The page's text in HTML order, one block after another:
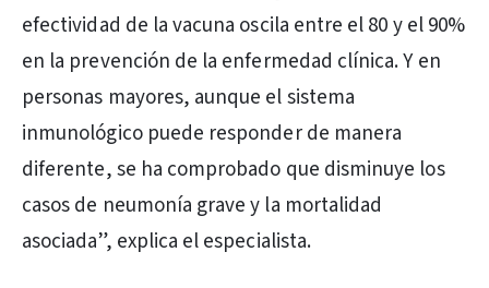
efectividad de la vacuna oscila entre el 80 y el 90%
en la prevención de la enfermedad clínica. Y en
personas mayores, aunque el sistema
inmunológico puede responder de manera
diferente, se ha comprobado que disminuye los
casos de neumonía grave y la mortalidad
asociada”, explica el especialista.